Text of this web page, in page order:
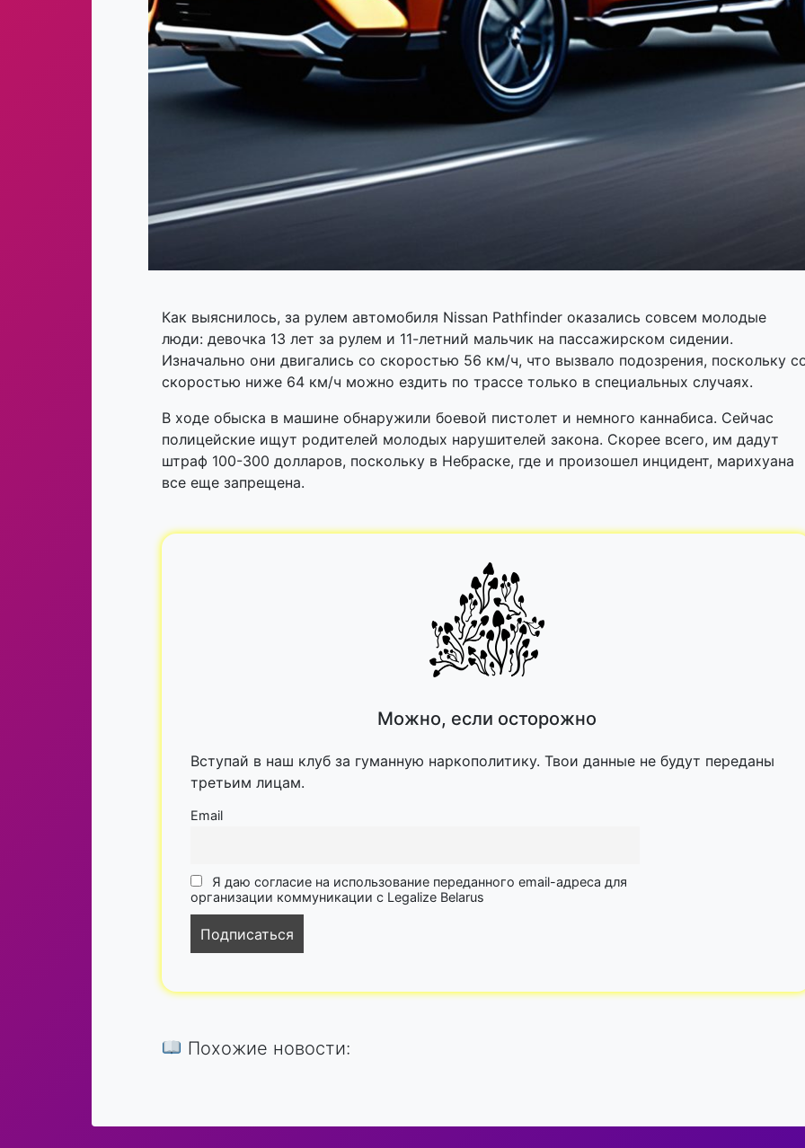
Как выяснилось, за рулем автомобиля Nissan Pathfinder оказались совсем молодые
люди: девочка 13 лет за рулем и 11-летний мальчик на пассажирском сидении.
Изначально они двигались со скоростью 56 км/ч, что вызвало подозрения, поскольку
скоростью ниже 64 км/ч можно ездить по трассе только в специальных случаях.
В ходе обыска в машине обнаружили боевой пистолет и немного каннабиса. Сейчас
полицейские ищут родителей молодых нарушителей закона. Скорее всего, им дадут
штраф 100-300 долларов, поскольку в Небраске, где и произошел инцидент, марихуана
все еще запрещена.
Можно, если осторожно
Вступай в наш клуб за гуманную наркополитику. Твои данные не будут переданы
третьим лицам.
Email
Я даю согласие на использование переданного email-адреса для
организации коммуникации с Legalize Belarus
Похожие новости: